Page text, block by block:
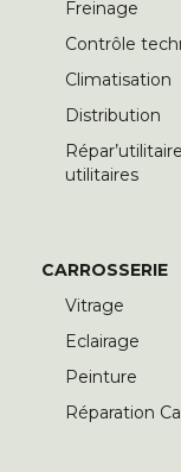
Freinage
Contrôle
Climatisation
Distribution
utilitaires
CARROSSERIE
Vitrage
Eclairage
Peinture
Réparation